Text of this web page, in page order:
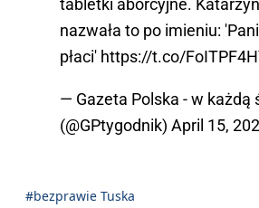
tabletki aborcyjne.
nazwała to po imieniu:
płaci' https://t.co/
— Gazeta Polska - w każdą
(@GPtygodnik) April 15,
#bezprawie Tuska